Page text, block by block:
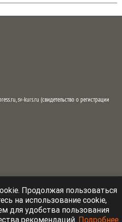
районе.
купил билет до
придется уехать из
Продолжая пользоваться
на использование cookie,
для удобства пользования
рекомендаций. Подробнее.